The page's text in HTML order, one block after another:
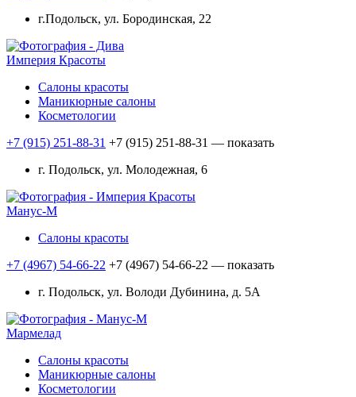
г.Подольск, ул. Бородинская, 22
Империя Красоты
Салоны красоты
Маникюрные салоны
Косметологии
+7 (915) 251-88-31 +7 (915) 251-88-31 — показать
г. Подольск, ул. Молодежная, 6
Манус-М
Салоны красоты
+7 (4967) 54-66-22 +7 (4967) 54-66-22 — показать
г. Подольск, ул. Володи Дубинина, д. 5А
Мармелад
Салоны красоты
Маникюрные салоны
Косметологии